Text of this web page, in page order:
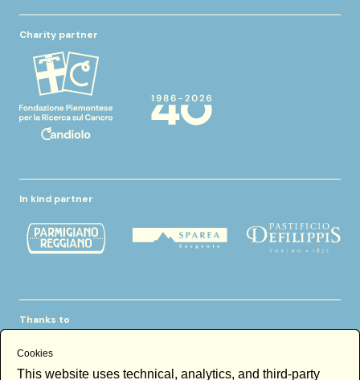
Charity partner
In kind partner
Thanks to
Cookies
This website uses technical, analytics, and third-party